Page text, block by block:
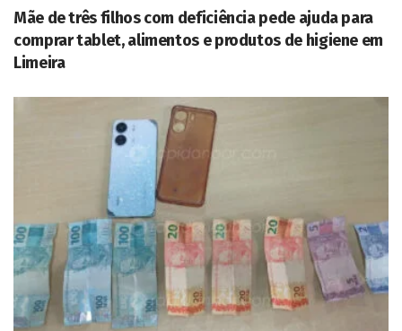
Mãe de três filhos com deficiência pede ajuda para
comprar tablet, alimentos e produtos de higiene em
Limeira